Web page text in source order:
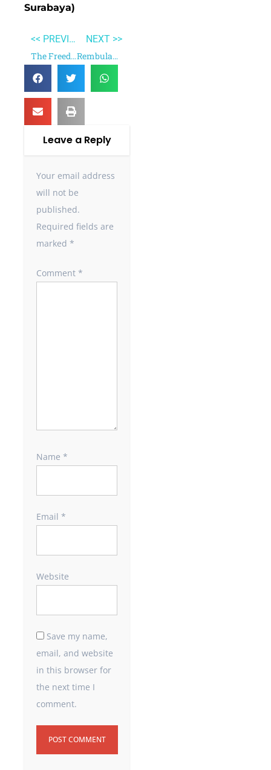
Surabaya)
<< PREVIOUS
The Freedom Writers Diary
NEXT >>
Rembulan Tenggelam di Wajahmu
Leave a Reply
Your email address
will not be
published.
Required fields are
marked *
Comment *
Name *
Email *
Website
Save my name,
email, and website
in this browser for
the next time I
comment.